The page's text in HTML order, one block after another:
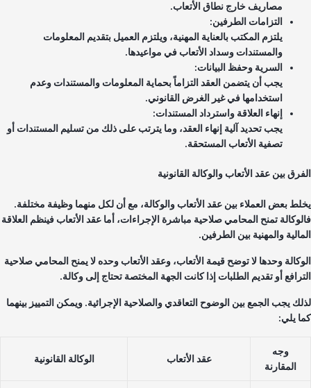
مصاريف خارج نطاق الأتعاب.
التزامات الطرفين:
يلتزم المكتب بالعناية المهنية، ويلتزم العميل بتقديم المعلومات
والمستندات وسداد الأتعاب في مواعيدها.
السرية وحفظ البيانات:
يجب أن يتضمن العقد التزاماً بحماية المعلومات والمستندات وعدم
استخدامها في غير الغرض القانوني.
إنهاء العلاقة واسترداد المستندات:
يجب تحديد آلية إنهاء العقد، وما يترتب على ذلك من تسليم المستندات أو
تصفية الأتعاب المستحقة.
بين عقد الأتعاب والوكالة القانونية
بعض العملاء بين عقد الأتعاب والوكالة، مع أن لكل منهما وظيفة مختلفة.
تمنح المحامي صلاحية مباشرة الإجراءات، أما عقد الأتعاب فينظم العلاقة
والمهنية بين الطرفين.
وحدها لا توضح قيمة الأتعاب، وعقد الأتعاب وحده لا يمنح المحامي صلاحية
أو تقديم الطلبات إذا كانت الجهة المختصة تحتاج إلى وكالة.
يجب الجمع بين الوضوح التعاقدي والصلاحية الإجرائية. ويمكن التمييز بينهما
يلي:
وجه
المقارنة
عقد الأتعاب الوكالة القانونية